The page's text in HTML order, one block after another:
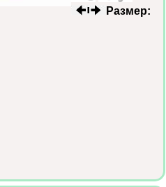
Размер: